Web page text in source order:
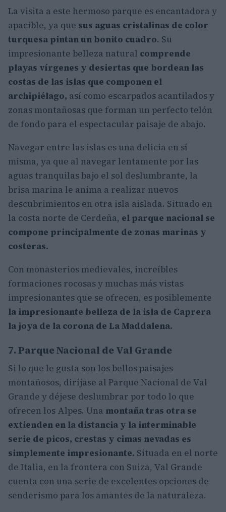
La visita a este hermoso parque es encantadora y
apacible, ya que sus aguas cristalinas de color
turquesa pintan un bonito cuadro. Su
impresionante belleza natural comprende
playas vírgenes y desiertas que bordean las
costas de las islas que componen el
archipiélago, así como escarpados acantilados y
zonas montañosas que forman un perfecto telón
de fondo para el espectacular paisaje de abajo.
Navegar entre las islas es una delicia en sí
misma, ya que al navegar lentamente por las
aguas tranquilas bajo el sol deslumbrante, la
brisa marina le anima a realizar nuevos
descubrimientos en otra isla aislada. Situado en
la costa norte de Cerdeña, el parque nacional se
compone principalmente de zonas marinas y
costeras.
Con monasterios medievales, increíbles
formaciones rocosas y muchas más vistas
impresionantes que se ofrecen, es posiblemente
la impresionante belleza de la isla de Caprera
la joya de la corona de La Maddalena.
7. Parque Nacional de Val Grande
Si lo que le gusta son los bellos paisajes
montañosos, diríjase al Parque Nacional de Val
Grande y déjese deslumbrar por todo lo que
ofrecen los Alpes. Una montaña tras otra se
extienden en la distancia y la interminable
serie de picos, crestas y cimas nevadas es
simplemente impresionante. Situada en el norte
de Italia, en la frontera con Suiza, Val Grande
cuenta con una serie de excelentes opciones de
senderismo para los amantes de la naturaleza.